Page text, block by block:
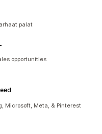
palat
opportunities
Microsoft, Meta, & Pinterest